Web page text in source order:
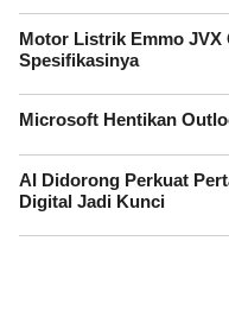
Motor Listrik Emmo
Spesifikasinya
Microsoft Hentikan
AI Didorong Perkuat
Digital Jadi Kunci